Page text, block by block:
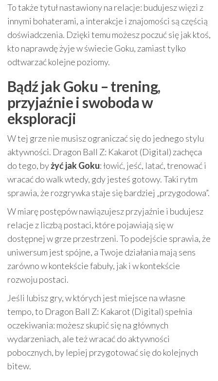
To także tytuł nastawiony na relacje: budujesz więzi z
innymi bohaterami, a interakcje i znajomości są częścią
doświadczenia. Dzięki temu możesz poczuć się jak ktoś,
kto naprawdę żyje w świecie Goku, zamiast tylko
odtwarzać kolejne poziomy.
Bądź jak Goku – trening,
przyjaźnie i swoboda w
eksploracji
W tej grze nie musisz ograniczać się do jednego stylu
aktywności. Dragon Ball Z: Kakarot (Digital) zachęca
do tego, byżyć jak Goku: łowić, jeść, latać, trenować i
wracać do walk wtedy, gdy jesteś gotowy. Taki rytm
sprawia, że rozgrywka staje się bardziej „przygodowa”.
W miarę postępów nawiązujesz przyjaźnie i budujesz
relacje z liczbą postaci, które pojawiają się w
dostępnej w grze przestrzeni. To podejście sprawia, że
uniwersum jest spójne, a Twoje działania mają sens
zarówno w kontekście fabuły, jak i w kontekście
rozwoju postaci.
Jeśli lubisz gry, w których jest miejsce na własne
tempo, to Dragon Ball Z: Kakarot (Digital) spełnia
oczekiwania: możesz skupić się na głównych
wydarzeniach, ale też wracać do aktywności
pobocznych, by lepiej przygotować się do kolejnych
bitew.